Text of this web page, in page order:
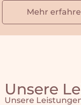
Mehr
Unsere
Unsere